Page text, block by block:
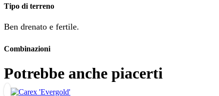
Tipo di terreno
Ben drenato e fertile.
Combinazioni
Potrebbe anche piacerti